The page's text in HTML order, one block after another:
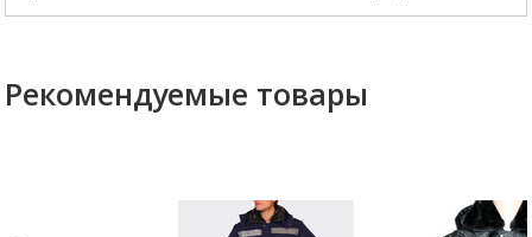
Рекомендуемые товары